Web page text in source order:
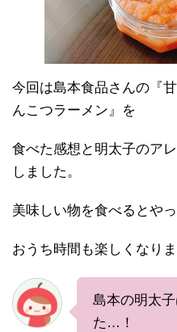
今回は島本食品さんの『
んこつラーメン』を
食べた感想と明太子のア
しました。
美味しい物を食べるとや
おうち時間も楽しくなり
島本の明太
た…！